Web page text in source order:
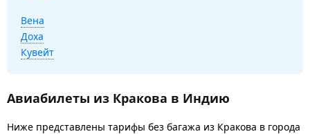
Вена
Доха
Кувейт
Авиабилеты из Кракова в Индию
Ниже представлены тарифы без багажа из Кракова в города